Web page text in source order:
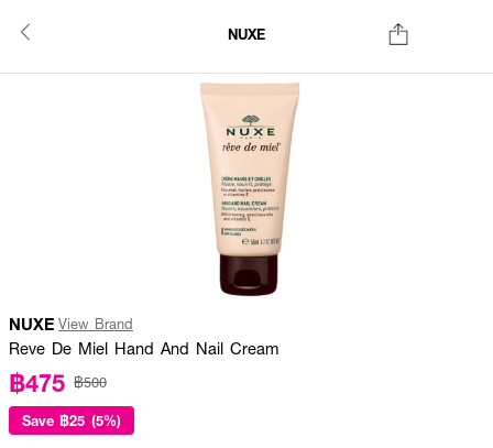
NUXE
NUXE View Brand
Reve De Miel Hand And Nail Cream
฿475 ฿500
Save ฿25 (5%)